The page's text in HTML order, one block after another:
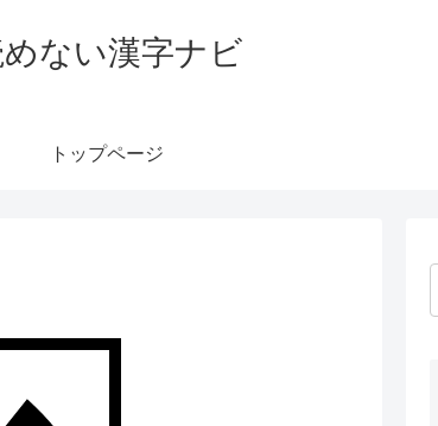
ない漢字ナビ
トップページ